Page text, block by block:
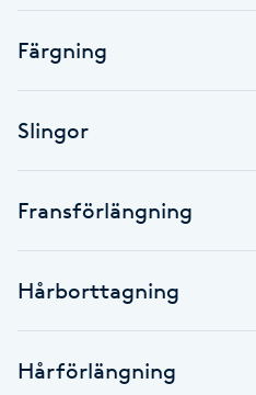
Extensions borttagning
Faceliftmassage
Fet hårbotten
Färgning
Slingor
Fransförlängning
Hårborttagning
Hårförlängning